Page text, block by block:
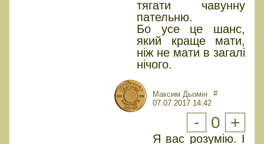
тягати чавунну
пательню.
Бо усе це шанс,
який краще мати,
ніж не мати в загалі
нічого.
Максим Дьомін
07.07.2017 14:42
#
- 0 +
Я вас розумію. І